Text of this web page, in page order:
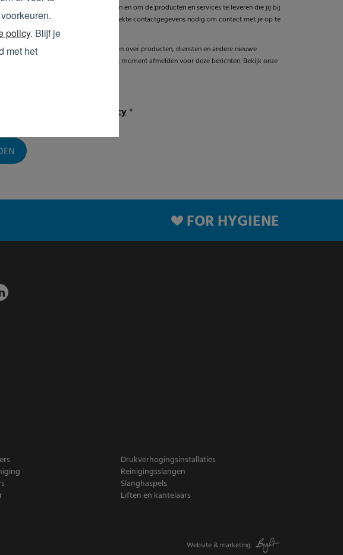
policy. Blijf je
met het
gebruiken om jouw account te beheren en om de producten en services te leveren die jij bij
Elpress heeft de door jou verstrekte contactgegevens nodig om contact met je op te
producten en diensten.
we je daarnaast graag informeren over producten, diensten en andere nieuwe
d.m.v. een nieuwsbrief. Je kunt je op elk moment afmelden voor deze berichten. Bekijk onze
privacy policy*
FOR HYGIENE
Drukverhogingsinstallaties
Reinigingsslangen
Slanghaspels
Liften en kantelaars
Website & marketing